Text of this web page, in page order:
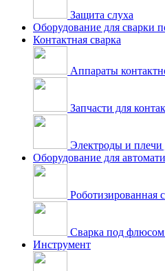
Защита слуха
Оборудование для сварки
Контактная сварка
Аппараты
Запчасти для
Электроды и плечи
Оборудование для
Роботизированная
Сварка под
Инструмент